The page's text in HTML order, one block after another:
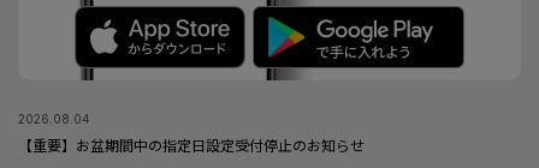
2026.08.04
【重要】お盆期間中の指定日設定受付停止のお知らせ